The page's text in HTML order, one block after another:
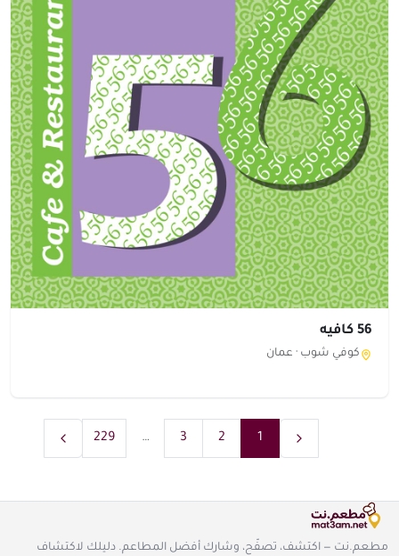
56 كافيه
كوفي شوب · عمان
1
2
3
…
229
مطعم.نت — اكتشف، تصفّح، وشارك أفضل المطاعم. دليلك لاكتشاف